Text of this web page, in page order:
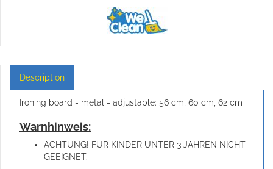
Description
Ironing board - metal - adjustable: 56 cm, 60 cm, 62 cm
Warnhinweis:
ACHTUNG! FÜR KINDER UNTER 3 JAHREN NICHT
GEEIGNET.